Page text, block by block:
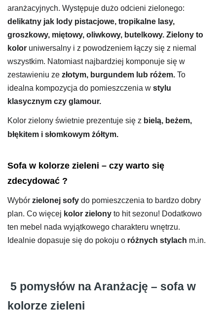
aranżacyjnych. Występuje dużo odcieni zielonego:
delikatny jak lody pistacjowe, tropikalne lasy,
groszkowy, miętowy, oliwkowy, butelkowy. Zielony to
kolor uniwersalny i z powodzeniem łączy się z niemal
wszystkim. Natomiast najbardziej komponuje się w
zestawieniu ze złotym, burgundem lub różem. To
idealna kompozycja do pomieszczenia w stylu
klasycznym czy glamour.
Kolor zielony świetnie prezentuje się z bielą, beżem,
błękitem i słomkowym żółtym.
Sofa w kolorze zieleni – czy warto się
zdecydować ?
Wybór zielonej sofy do pomieszczenia to bardzo dobry
plan. Co więcej kolor zielony to hit sezonu! Dodatkowo
ten mebel nada wyjątkowego charakteru wnętrzu.
Idealnie dopasuje się do pokoju o różnych stylach m.in.
5 pomysłów na Aranżację – sofa w
kolorze zieleni